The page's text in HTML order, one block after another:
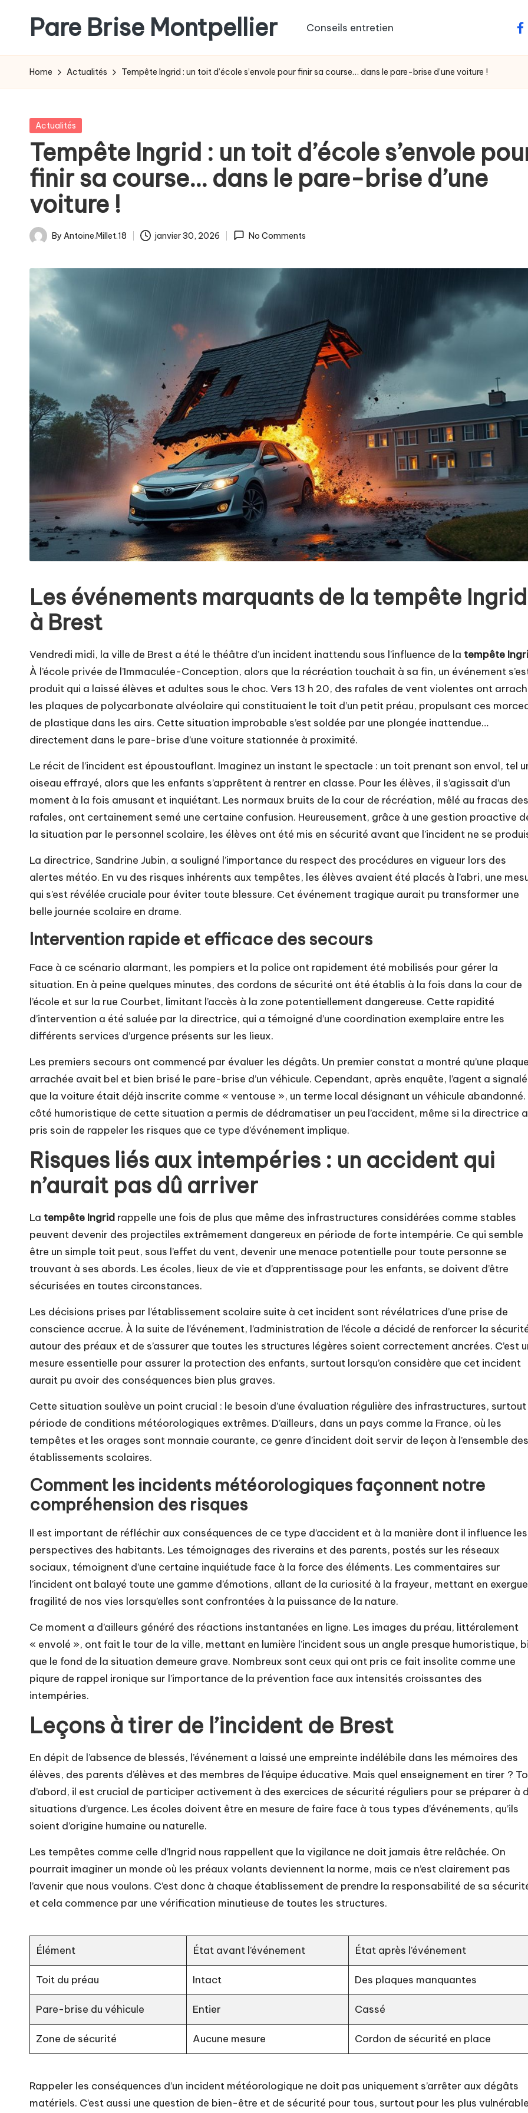
content
Pare Brise Montpellier Conseils entretien
Home Actualités Tempête Ingrid : un toit d’école s’envole pour finir sa course… dans le pare-brise d’une voiture !
Posted
Actualités
Tempête Ingrid : un toit d’école s’envole
finir sa course… dans le pare-brise d’une
voiture !
Posted
By Antoine.Millet.18 janvier 30, 2026 No Comments
Les événements marquants de la tempête Ingrid
à Brest
Vendredi midi, la ville de Brest a été le théâtre d’un incident inattendu sous l’influence de la tempête
À l’école privée de l’Immaculée-Conception, alors que la récréation touchait à sa fin, un événement
produit qui a laissé élèves et adultes sous le choc. Vers 13 h 20, des rafales de vent violentes ont
les plaques de polycarbonate alvéolaire qui constituaient le toit d’un petit préau, propulsant ces
de plastique dans les airs. Cette situation improbable s’est soldée par une plongée inattendue…
directement dans le pare-brise d’une voiture stationnée à proximité.
Le récit de l’incident est époustouflant. Imaginez un instant le spectacle : un toit prenant son envol, tel
oiseau effrayé, alors que les enfants s’apprêtent à rentrer en classe. Pour les élèves, il s’agissait d’un
moment à la fois amusant et inquiétant. Les normaux bruits de la cour de récréation, mêlé au fracas des
rafales, ont certainement semé une certaine confusion. Heureusement, grâce à une gestion proactive
la situation par le personnel scolaire, les élèves ont été mis en sécurité avant que l’incident ne se
La directrice, Sandrine Jubin, a souligné l’importance du respect des procédures en vigueur lors des
alertes météo. En vu des risques inhérents aux tempêtes, les élèves avaient été placés à l’abri, une
qui s’est révélée cruciale pour éviter toute blessure. Cet événement tragique aurait pu transformer une
belle journée scolaire en drame.
Intervention rapide et efficace des secours
Face à ce scénario alarmant, les pompiers et la police ont rapidement été mobilisés pour gérer la
situation. En à peine quelques minutes, des cordons de sécurité ont été établis à la fois dans la cour de
l’école et sur la rue Courbet, limitant l’accès à la zone potentiellement dangereuse. Cette rapidité
d’intervention a été saluée par la directrice, qui a témoigné d’une coordination exemplaire entre les
différents services d’urgence présents sur les lieux.
Les premiers secours ont commencé par évaluer les dégâts. Un premier constat a montré qu’une plaque
arrachée avait bel et bien brisé le pare-brise d’un véhicule. Cependant, après enquête, l’agent a signalé
que la voiture était déjà inscrite comme « ventouse », un terme local désignant un véhicule abandonné.
côté humoristique de cette situation a permis de dédramatiser un peu l’accident, même si la directrice a
pris soin de rappeler les risques que ce type d’événement implique.
Risques liés aux intempéries : un accident qui
n’aurait pas dû arriver
La tempête Ingrid rappelle une fois de plus que même des infrastructures considérées comme stables
peuvent devenir des projectiles extrêmement dangereux en période de forte intempérie. Ce qui semble
être un simple toit peut, sous l’effet du vent, devenir une menace potentielle pour toute personne se
trouvant à ses abords. Les écoles, lieux de vie et d’apprentissage pour les enfants, se doivent d’être
sécurisées en toutes circonstances.
Les décisions prises par l’établissement scolaire suite à cet incident sont révélatrices d’une prise de
conscience accrue. À la suite de l’événement, l’administration de l’école a décidé de renforcer la
autour des préaux et de s’assurer que toutes les structures légères soient correctement ancrées. C’est
mesure essentielle pour assurer la protection des enfants, surtout lorsqu’on considère que cet incident
aurait pu avoir des conséquences bien plus graves.
Cette situation soulève un point crucial : le besoin d’une évaluation régulière des infrastructures, surtout
période de conditions météorologiques extrêmes. D’ailleurs, dans un pays comme la France, où les
tempêtes et les orages sont monnaie courante, ce genre d’incident doit servir de leçon à l’ensemble des
établissements scolaires.
Comment les incidents météorologiques façonnent notre
compréhension des risques
Il est important de réfléchir aux conséquences de ce type d’accident et à la manière dont il influence les
perspectives des habitants. Les témoignages des riverains et des parents, postés sur les réseaux
sociaux, témoignent d’une certaine inquiétude face à la force des éléments. Les commentaires sur
l’incident ont balayé toute une gamme d’émotions, allant de la curiosité à la frayeur, mettant en
fragilité de nos vies lorsqu’elles sont confrontées à la puissance de la nature.
Ce moment a d’ailleurs généré des réactions instantanées en ligne. Les images du préau, littéralement
« envolé », ont fait le tour de la ville, mettant en lumière l’incident sous un angle presque humoristique,
que le fond de la situation demeure grave. Nombreux sont ceux qui ont pris ce fait insolite comme une
piqure de rappel ironique sur l’importance de la prévention face aux intensités croissantes des
intempéries.
Leçons à tirer de l’incident de Brest
En dépit de l’absence de blessés, l’événement a laissé une empreinte indélébile dans les mémoires des
élèves, des parents d’élèves et des membres de l’équipe éducative. Mais quel enseignement en tirer ?
d’abord, il est crucial de participer activement à des exercices de sécurité réguliers pour se préparer à
situations d’urgence. Les écoles doivent être en mesure de faire face à tous types d’événements, qu’ils
soient d’origine humaine ou naturelle.
Les tempêtes comme celle d’Ingrid nous rappellent que la vigilance ne doit jamais être relâchée. On
pourrait imaginer un monde où les préaux volants deviennent la norme, mais ce n’est clairement pas
l’avenir que nous voulons. C’est donc à chaque établissement de prendre la responsabilité de sa
et cela commence par une vérification minutieuse de toutes les structures.
Élément État avant l’événement État après l’événement
Toit du préau Intact Des plaques manquantes
Pare-brise du véhicule Entier Cassé
Zone de sécurité Aucune mesure Cordon de sécurité en place
Rappeler les conséquences d’un incident météorologique ne doit pas uniquement s’arrêter aux dégâts
matériels. C’est aussi une question de bien-être et de sécurité pour tous, surtout pour les plus